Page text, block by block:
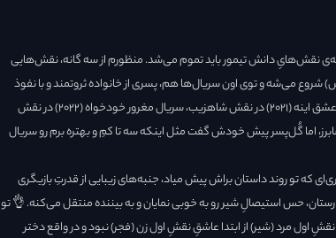
نقش‌هایِ دانش تیمور باید تموم می‌شد. منظورم از سه گانه، نقش‌هایی
می‌شه و توی اون سریال‌ها هم، پسری از خانواده ثروتمند و با نفوذ
هست 😉؛ اون سه تا سریال این ها هستند: عشق اینه (۲۰۲۱) در نقش شاهزیب، سریال مغرور خودخواه (۲۰۲۲) در نقش
جنون (۲۰۲۳) در نقش شابرز، اما گُل‌پسر پیش خودش گفت مثل اینکه سه تا کمِ و بهتره برم رو سریال
که تو روند داستان براش پیش میاد، جنبه‌های زیبایی از قدرتِ بازیگری
حس استیصالِ شیر رو به خوبی نمایان و به بیننده منتقل می‌کنه. 👌 تو
اول مرد (شیر) از ابتدا عاشقِ نقشِ اول زن (فجر) نبود و در واقع دختر